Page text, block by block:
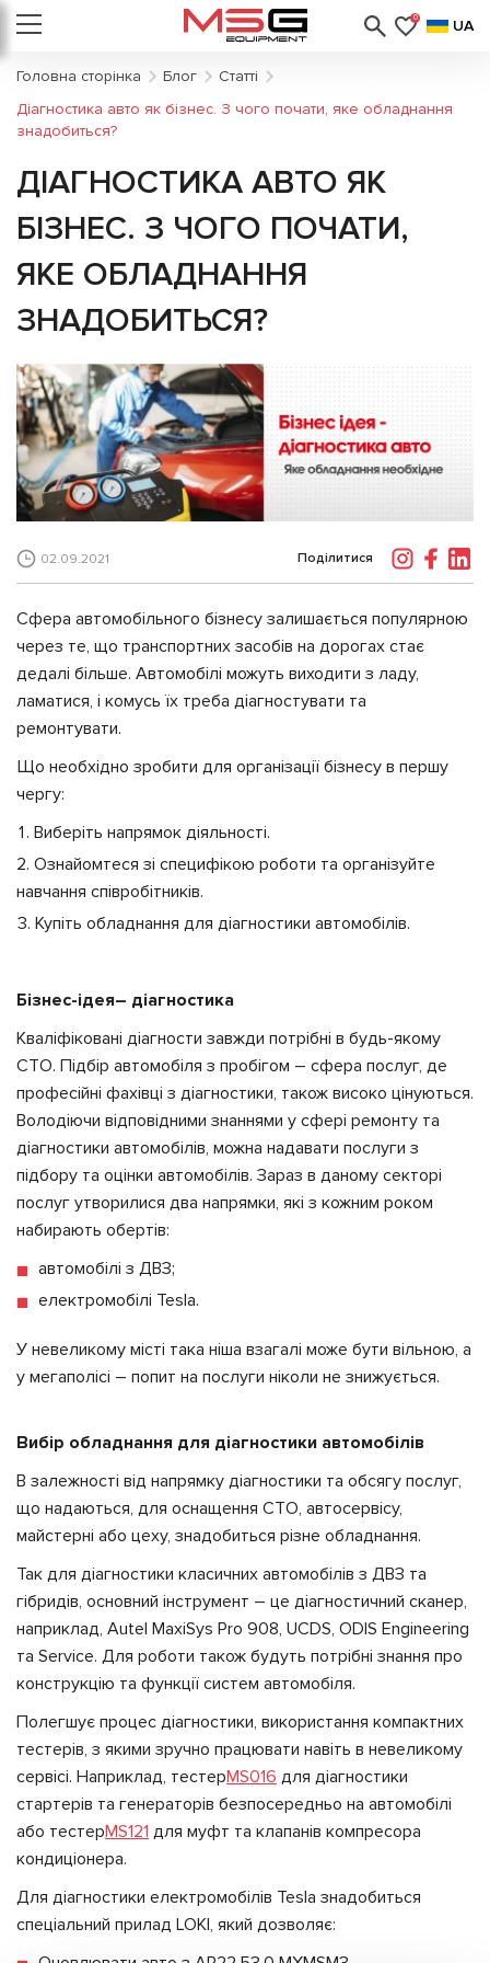
0 UA
Головна сторінка Блог
Статті
Діагностика авто як бізнес. З чого почати, яке обладнання
знадобиться?
ДІАГНОСТИКА АВТО ЯК
БІЗНЕС. З ЧОГО ПОЧАТИ,
ЯКЕ ОБЛАДНАННЯ
ЗНАДОБИТЬСЯ?
02.09.2021 Поділитися
Сфера автомобільного бізнесу залишається популярною
через те, що транспортних засобів на дорогах стає
дедалі більше. Автомобілі можуть виходити з ладу,
ламатися, і комусь їх треба діагностувати та
ремонтувати.
Що необхідно зробити для організації бізнесу в першу
чергу:
Виберіть напрямок діяльності.
Ознайомтеся зі специфікою роботи та організуйте
навчання співробітників.
Купіть обладнання для діагностики автомобілів.
Бізнес-ідея– діагностика
Кваліфіковані діагности завжди потрібні в будь-якому
СТО. Підбір автомобіля з пробігом – сфера послуг, де
професійні фахівці з діагностики, також високо цінуються.
Володіючи відповідними знаннями у сфері ремонту та
діагностики автомобілів, можна надавати послуги з
підбору та оцінки автомобілів. Зараз в даному секторі
послуг утворилися два напрямки, які з кожним роком
набирають обертів:
автомобілі з ДВЗ;
електромобілі Tesla.
У невеликому місті така ніша взагалі може бути вільною, а
у мегаполісі – попит на послуги ніколи не знижується.
Вибір обладнання для діагностики автомобілів
В залежності від напрямку діагностики та обсягу послуг,
що надаються, для оснащення СТО, автосервісу,
майстерні або цеху, знадобиться різне обладнання.
Так для діагностики класичних автомобілів з ДВЗ та
гібридів, основний інструмент – це діагностичний сканер,
наприклад, Autel MaxiSys Pro 908, UCDS, ODIS Engineering
та Service. Для роботи також будуть потрібні знання про
конструкцію та функції систем автомобіля.
Полегшує процес діагностики, використання компактних
тестерів, з якими зручно працювати навіть в невеликому
сервісі. Наприклад, тестерMS016 для діагностики
стартерів та генераторів безпосередньо на автомобілі
або тестерMS121 для муфт та клапанів компресора
кондиціонера.
Для діагностики електромобілів Tesla знадобиться
спеціальний прилад LOKI, який дозволяє: